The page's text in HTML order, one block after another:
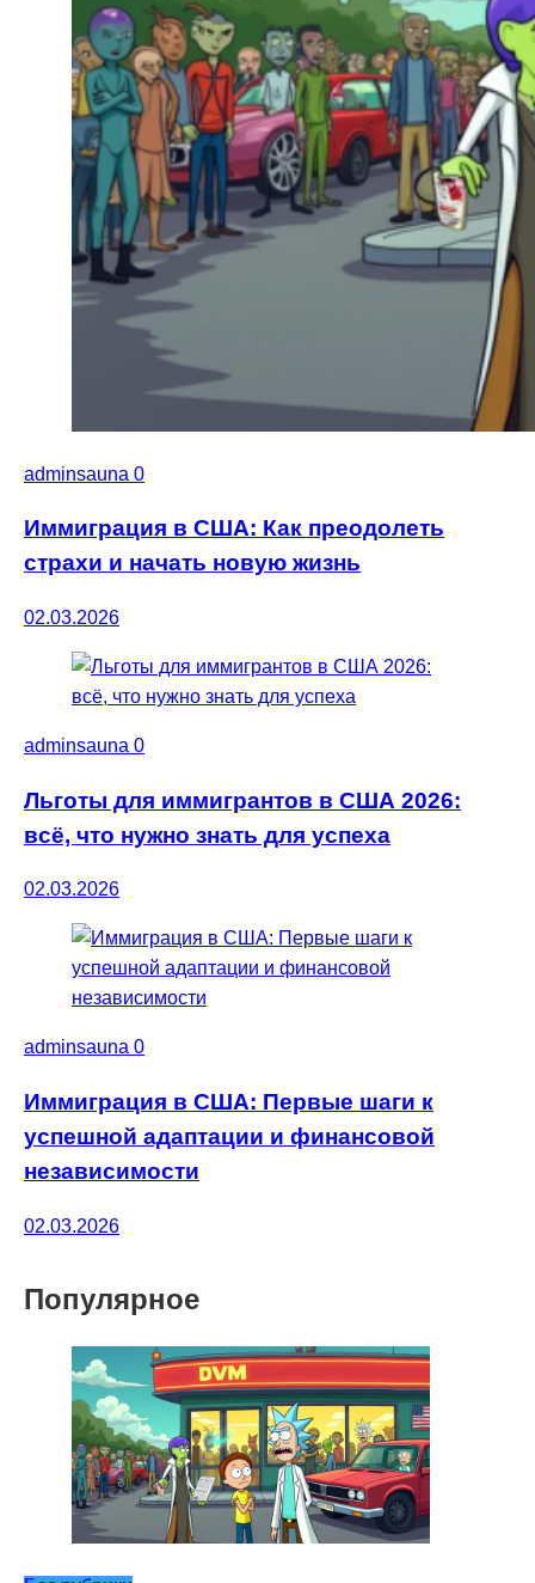
adminsauna 0
Иммиграция в США: Как преодолеть
страхи и начать новую жизнь
02.03.2026
adminsauna 0
Льготы для иммигрантов в США 2026:
всё, что нужно знать для успеха
02.03.2026
adminsauna 0
Иммиграция в США: Первые шаги к
успешной адаптации и финансовой
независимости
02.03.2026
Популярное